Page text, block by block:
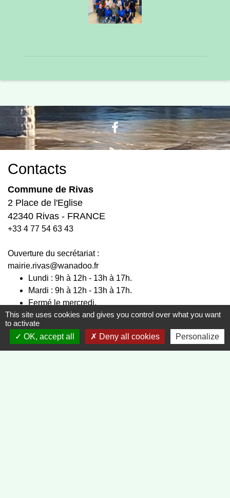
Contacts
Commune de Rivas
2 Place de l'Eglise
42340 Rivas - FRANCE
+33 4 77 54 63 43
Ouverture du secrétariat :
mairie.rivas@wanadoo.fr
Lundi : 9h à 12h - 13h à 17h.
Mardi : 9h à 12h - 13h à 17h.
Fermé le mercredi.
Jeudi : 9h à 12h - 13h à 17h.
Vendredi : 9h à 12h - 13h à 16h.
This site uses cookies and gives you control over what you want
to activate
OK, accept all
Deny all cookies Personalize